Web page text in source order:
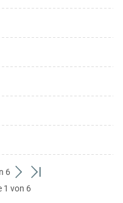
6
weiter
zum
zum
1 von 6